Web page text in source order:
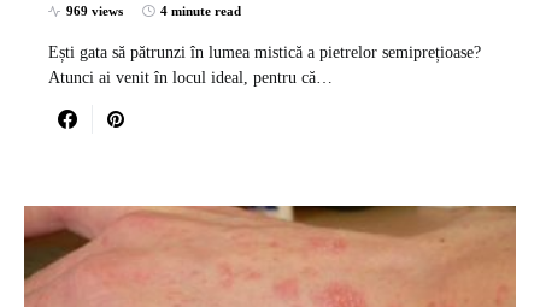
969 views 4 minute read
Ești gata să pătrunzi în lumea mistică a pietrelor semiprețioase?
Atunci ai venit în locul ideal, pentru că…